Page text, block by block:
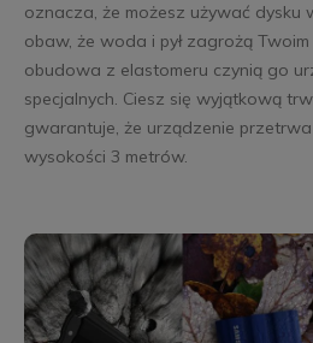
oznacza, że możesz używać dysku
obaw, że woda i pył zagrożą
obudowa z elastomeru czynią go
specjalnych. Ciesz się wyjątkową
gwarantuje, że urządzenie
wysokości 3 metrów.